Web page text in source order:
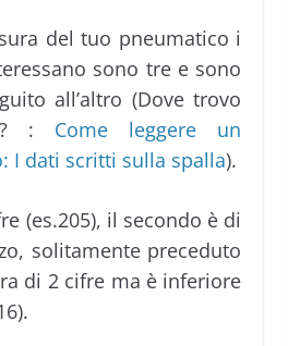
del tuo pneumatico i
sono tre e sono
all’altro (Dove trovo
: Come leggere un
I dati scritti sulla spalla).
(es.205), il secondo è di
solitamente preceduto
di 2 cifre ma è inferiore